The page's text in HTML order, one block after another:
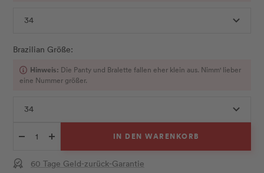
34
Brazilian Größe:
Hinweis: Die Panty und Bralette fallen eher klein aus. Nimm' lieber
eine Nummer größer.
34
Menge
Menge
IN DEN WARENKORB
60 Tage Geld-zurück-Garantie